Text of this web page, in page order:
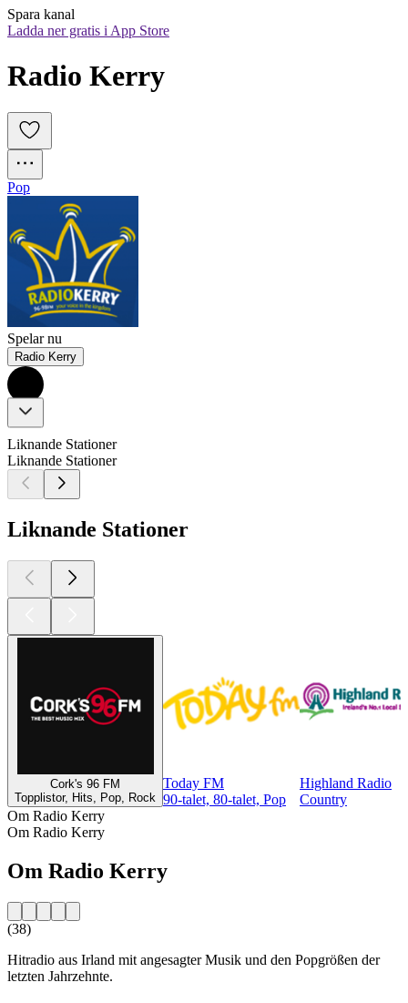
Spara kanal
Ladda ner gratis i App Store
Radio Kerry
Pop
Spelar nu
Radio Kerry
Liknande Stationer
Liknande Stationer
Liknande Stationer
Cork's 96 FM
Topplistor, Hits, Pop, Rock
Today FM
90-talet, 80-talet, Pop
Highland Radio
Country
Om Radio Kerry
Om Radio Kerry
Om Radio Kerry
(38)
Hitradio aus Irland mit angesagter Musik und den Popgrößen der
letzten Jahrzehnte.